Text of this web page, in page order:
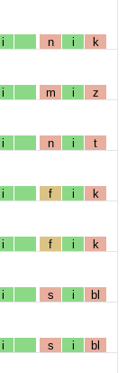
i n i k
i m i z
i n i t
i f i k
i f i k
i s i bl
i s i bl